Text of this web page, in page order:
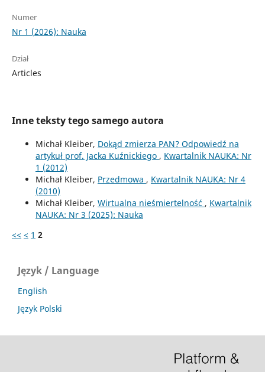
Numer
Nr 1 (2026): Nauka
Dział
Articles
Inne teksty tego samego autora
Michał Kleiber, Dokąd zmierza PAN? Odpowiedź na
artykuł prof. Jacka Kuźnickiego , Kwartalnik NAUKA: Nr
1 (2012)
Michał Kleiber, Przedmowa , Kwartalnik NAUKA: Nr 4
(2010)
Michał Kleiber, Wirtualna nieśmiertelność , Kwartalnik
NAUKA: Nr 3 (2025): Nauka
<< < 1 2
Język / Language
English
Język Polski